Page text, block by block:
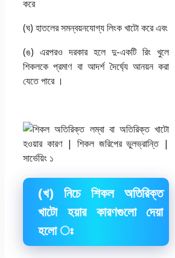
করে
(ঘ) হাতলের সমন্বয়নযোগ্য লিংক খাটো করে এবং
(ঙ) এরপরও দরকার হলে দু-একটি রিং খুলে
শিকলকে প্রমাণ বা আদর্শ দৈর্ঘ্যে আনয়ন করা
যেতে পারে ।
(খ) নিচে শিকল অতিরিক্ত
খাটো হয়ার কারণগুলো দেয়া
হলো ঃ